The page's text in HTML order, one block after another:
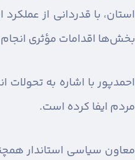
استان، با قدردانی از
بخش‌ها اقدامات مؤثری
احمدپور با اشاره به
مردم ایفا کرده است.
معاون سیاسی استاندار